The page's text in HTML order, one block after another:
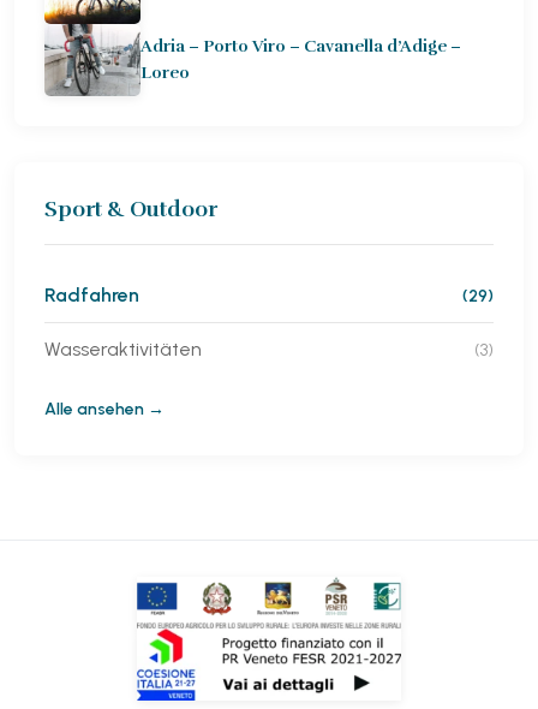
Adria – Porto Viro – Cavanella d’Adige –
Loreo
Sport & Outdoor
Radfahren (29)
Wasseraktivitäten (3)
Alle ansehen →